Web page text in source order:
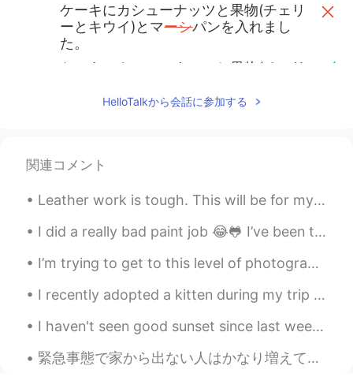
ケーキにカシューナッツと果物(チェリ
ーとキウイ)とマーシパンを入れまし
た。
ケーキにカシューナッツと果物(チェリ
とってもおいしそうです😋 職場の人達がう
JP EN
Danielさんのケーキはいつも美味しそうで
HelloTalkから会話に参加する
関連コメント
Leather work is tough. This will be for my father for father's day this Sunday. It is a leather g...
I did a really bad paint job 😂🐸 I’ve been trying really hard to stop biting my nails. I keep fail...
I’m trying to get to this level of photography 😭😎. -California / San Diego (Coastal shots) 📸📸...
I recently adopted a kitten during my trip to Alberta. Her name is Sophie. She is three months ol...
I haven't seen good sunset since last week😅🌇 Please enjoy the golden sunset🌇🌞 and soft moon setti...
緊急事態で家から出ない人はかなり増えてるので、結構つまらなくなるのは必然だ。この時間を新しい能力を成長させた方がいい。俺はもう2ヶ月以上に家でずっと居るので、そういうことをしてる。教えることもい...